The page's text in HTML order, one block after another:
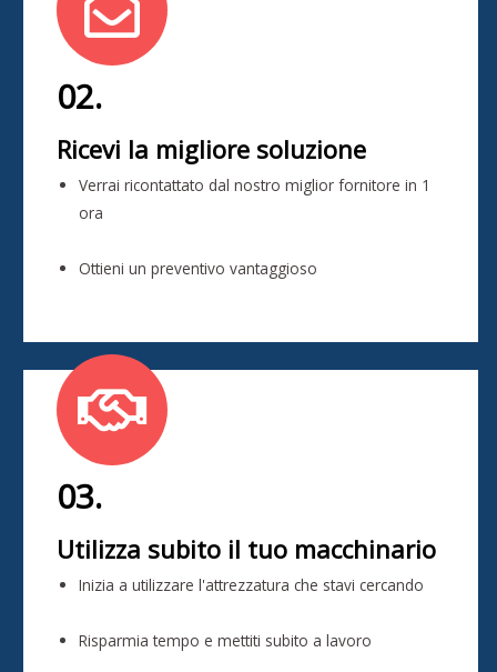
02.
Ricevi la migliore soluzione
Verrai ricontattato dal nostro miglior fornitore in 1
ora
Ottieni un preventivo vantaggioso
03.
Utilizza subito il tuo macchinario
Inizia a utilizzare l'attrezzatura che stavi cercando
Risparmia tempo e mettiti subito a lavoro